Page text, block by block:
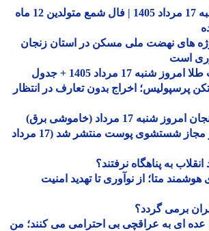
فال شمع امروز شنبه 17 مرداد 1405 | فال شمع متولدین 12 ماه
نهضت ملی مسکن در استان زنجان
است
مرداد 1405 + جدول
پرسپولیس؛ اخراج بدون تعارف در انتظار
مرداد (خاموشی برق)
اسامی ژل های غیر مجاز شستشوی پوست منتشر شد (17 مرداد
به پناهگاه نرفتند؟
متا؛ از نوآوری تا تهدید امنیت
برمی گردد؟
ای به عراقچی بی احترامی می کنند؛ من